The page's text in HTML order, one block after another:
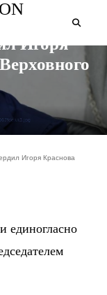
Игоря
Игоря Краснова
единогласно